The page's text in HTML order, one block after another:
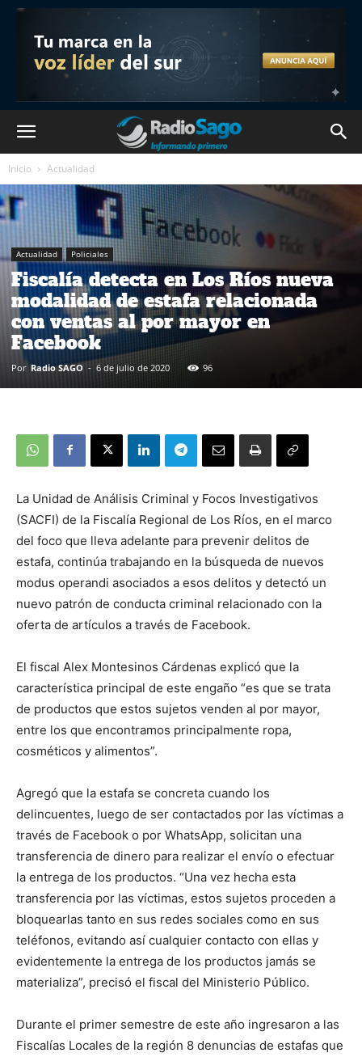
Inicio Actualidad
Actualidad Policiales
Fiscalía detecta en Los Ríos nueva
modalidad de estafa relacionada
con ventas al por mayor en
Facebook
Por Radio SAGO - 6 de julio de 2020 96
La Unidad de Análisis Criminal y Focos Investigativos
(SACFI) de la Fiscalía Regional de Los Ríos, en el marco
del foco que lleva adelante para prevenir delitos de
estafa, continúa trabajando en la búsqueda de nuevos
modus operandi asociados a esos delitos y detectó un
nuevo patrón de conducta criminal relacionado con la
oferta de artículos a través de Facebook.
El fiscal Alex Montesinos Cárdenas explicó que la
característica principal de este engaño “es que se trata
de productos que estos sujetos venden al por mayor,
entre los que encontramos principalmente ropa,
cosméticos y alimentos”.
Agregó que la estafa se concreta cuando los
delincuentes, luego de ser contactados por las víctimas a
través de Facebook o por WhatsApp, solicitan una
transferencia de dinero para realizar el envío o efectuar
la entrega de los productos. “Una vez hecha esta
transferencia por las víctimas, estos sujetos proceden a
bloquearlas tanto en sus redes sociales como en sus
teléfonos, evitando así cualquier contacto con ellas y
evidentemente la entrega de los productos jamás se
materializa”, precisó el fiscal del Ministerio Público.
Durante el primer semestre de este año ingresaron a las
Fiscalías Locales de la región 8 denuncias de estafas que